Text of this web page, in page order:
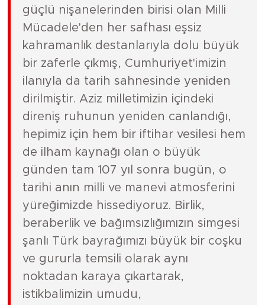
güçlü nişanelerinden birisi olan Milli
Mücadele'den her safhası eşsiz
kahramanlık destanlarıyla dolu büyük
bir zaferle çıkmış, Cumhuriyet'imizin
ilanıyla da tarih sahnesinde yeniden
dirilmiştir. Aziz milletimizin içindeki
direniş ruhunun yeniden canlandığı,
hepimiz için hem bir iftihar vesilesi hem
de ilham kaynağı olan o büyük
günden tam 107 yıl sonra bugün, o
tarihi anın milli ve manevi atmosferini
yüreğimizde hissediyoruz. Birlik,
beraberlik ve bağımsızlığımızın simgesi
şanlı Türk bayrağımızı büyük bir coşku
ve gururla temsili olarak aynı
noktadan karaya çıkartarak,
istikbalimizin umudu,